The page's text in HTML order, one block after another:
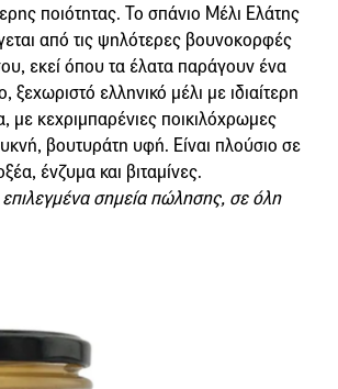
ποιότητας. Το σπάνιο Μέλι Ελάτης
από τις ψηλότερες βουνοκορφές
εκεί όπου τα έλατα παράγουν ένα
ξεχωριστό ελληνικό μέλι με ιδιαίτερη
με κεχριμπαρένιες ποικιλόχρωμες
βουτυράτη υφή. Είναι πλούσιο σε
ένζυμα και βιταμίνες.
επιλεγμένα σημεία πώλησης, σε όλη